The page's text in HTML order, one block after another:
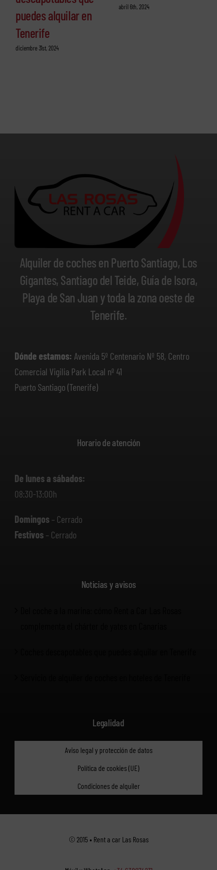
puedes alquilar en
Tenerife
diciembre 31st, 2024
abril 6th, 2024
Alquiler de coches en Puerto Santiago, Los
Gigantes, Santiago del Teide, Guía de Isora,
Playa de San Juan y toda la zona oeste de
Tenerife.
Dónde estamos: Avenida 5º Centenario Nº 58, Centro
Comercial Vigilia Park Local nº 41
Puerto Santiago (Tenerife)
Horario de atención
De lunes a sábados:
08:30-13:00h
Domingos– Cerrado
Festivos– Cerrado
Noticias y avisos
Legalidad
Aviso legal y protección de datos
Política de cookies (UE)
Condiciones de alquiler
© 2015 • Rent a car Las Rosas